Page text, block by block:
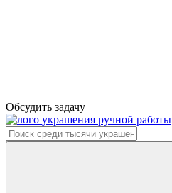
Обсудить задачу
украшения ручной работы